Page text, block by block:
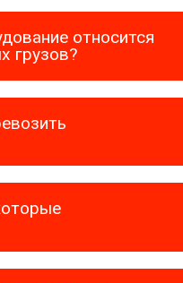
относится
грузов?